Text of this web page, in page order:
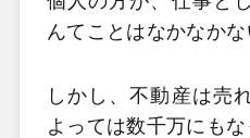
んてことはなかなかな
しかし、不動産は売
よっては数千万にもな